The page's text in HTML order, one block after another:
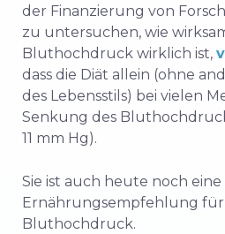
der Finanzierung von
zu untersuchen, wie
Bluthochdruck wirklich ist,
dass die Diät allein (ohne
des Lebensstils) bei vielen
Senkung des
11 mm Hg).
Sie ist auch heute noch
Ernährungsempfehlung
Bluthochdruck.